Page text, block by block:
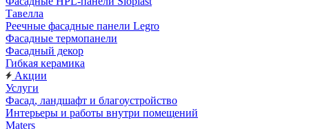
Тавелла
Реечные фасадные панели Legro
Фасадные термопанели
Фасадный декор
Гибкая керамика
Акции
Услуги
Фасад, ландшафт и благоустройство
Интерьеры и работы внутри помещений
Maters